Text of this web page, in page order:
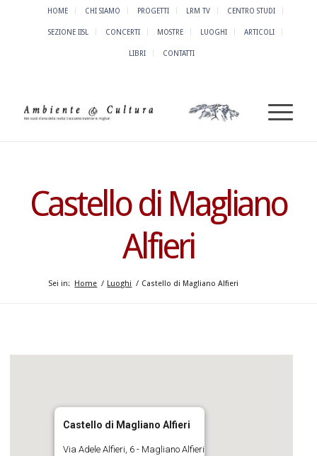
HOME CHI SIAMO PROGETTI LRM TV CENTRO STUDI
SEZIONE IISL CONCERTI MOSTRE LUOGHI ARTICOLI
LIBRI CONTATTI
Castello di Magliano
Alfieri
Sei in: Home / Luoghi / Castello di Magliano Alfieri
Castello di Magliano Alfieri
Via Adele Alfieri, 6 - Magliano Alfieri